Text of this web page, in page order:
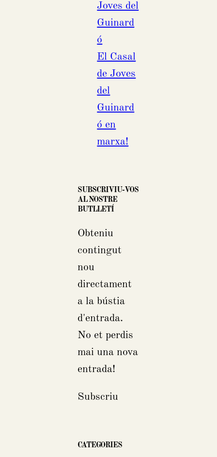
Joves del
Guinard
ó
El Casal
de Joves
del
Guinard
ó en
marxa!
SUBSCRIVIU-VOS
AL NOSTRE
BUTLLETÍ
Obteniu
contingut
nou
directament
a la bústia
d'entrada.
No et perdis
mai una nova
entrada!
Subscriu
CATEGORIES